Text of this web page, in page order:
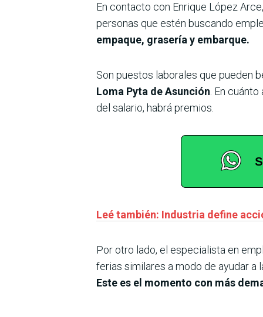
En contacto con Enrique López
personas que estén buscando
empaque, grasería y embarque.
Son puestos laborales que pueden
Loma Pyta de Asunción. En
del salario, habrá premios.
Leé también: Industria define
Por otro lado, el especialista en
ferias similares a modo de ayudar a
Este es el momento con más